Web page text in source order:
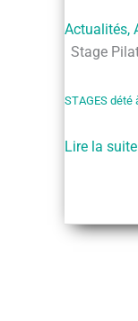
Actualités,
Stage
STAGES dété
Stage
Lire la